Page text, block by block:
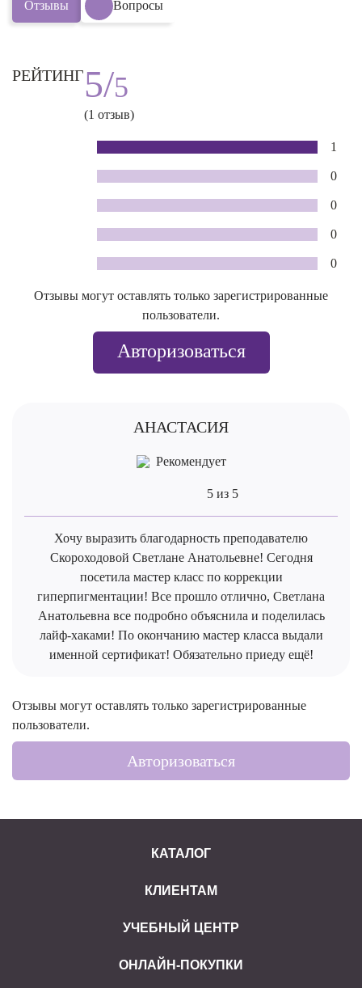
Отзывы Вопросы
РЕЙТИНГ5/5
(1 отзыв)
1
0
0
0
0
Отзывы могут оставлять только зарегистрированные
пользователи.
Авторизоваться
АНАСТАСИЯ
Рекомендует
5 из 5
Хочу выразить благодарность преподавателю
Скороходовой Светлане Анатольевне! Сегодня
посетила мастер класс по коррекции
гиперпигментации! Все прошло отлично, Светлана
Анатольевна все подробно объяснила и поделилась
лайф-хаками! По окончанию мастер класса выдали
именной сертификат! Обязательно приеду ещё!
Отзывы могут оставлять только зарегистрированные
пользователи.
Авторизоваться
КАТАЛОГ
КЛИЕНТАМ
УЧЕБНЫЙ ЦЕНТР
ОНЛАЙН-ПОКУПКИ